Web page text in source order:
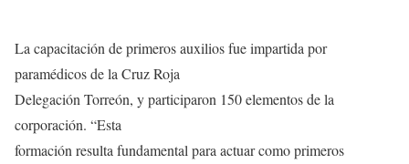
La capacitación de primeros auxilios fue impartida por
paramédicos de la Cruz Roja
Delegación Torreón, y participaron 150 elementos de la
corporación. “Esta
formación resulta fundamental para actuar como primeros